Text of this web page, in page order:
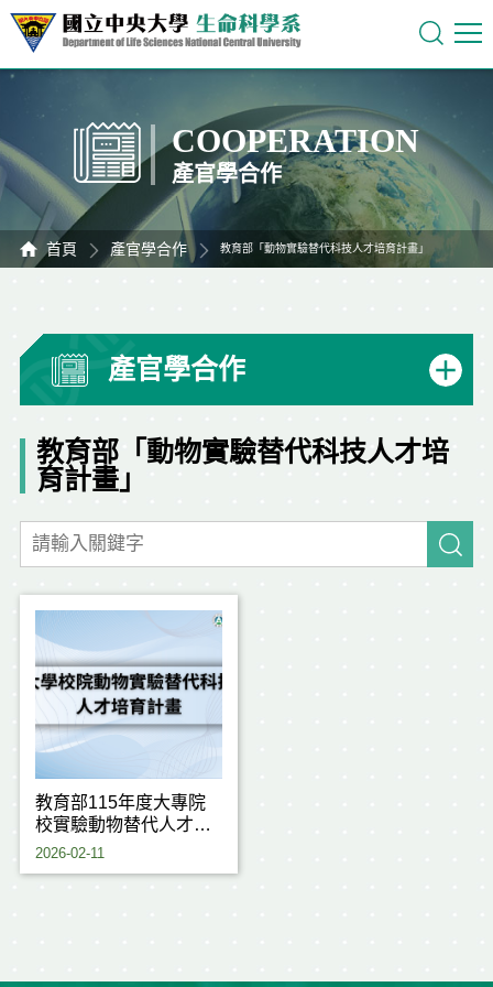
COOPERATION
產官學合作
首頁 產官學合作 教育部「動物實驗替代科技人才培育計畫」
產官學合作
教育部「動物實驗替代科技人才培
育計畫」
教育部115年度大專院
校實驗動物替代人才培
育計畫
2026-02-11